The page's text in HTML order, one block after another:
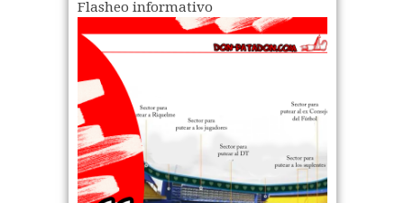
Flasheo informativo